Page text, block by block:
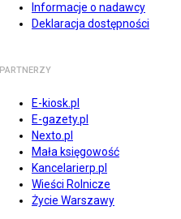
Informacje o nadawcy
Deklaracja dostępności
PARTNERZY
E-kiosk.pl
E-gazety.pl
Nexto.pl
Mała księgowość
Kancelarierp.pl
Wieści Rolnicze
Życie Warszawy